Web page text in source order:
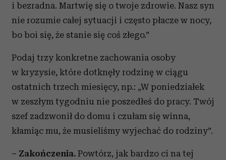
i bezradna. Martwię się o twoje zdrowie. Nasz syn
nie rozumie całej sytuacji i często płacze w nocy,
bo boi się, że stanie się coś złego.”
Podaj trzy konkretne zachowania osoby
w kryzysie, które dotknęły rodzinę w ciągu
ostatnich trzech miesięcy, np.: „W poniedziałek
w zeszłym tygodniu nie poszedłeś do pracy. Twój
szef zadzwonił do domu i czułam się winna,
kłamiąc mu, że musieliśmy wyjechać do rodziny”.
– Zakończenia. Powtórz, jak bardzo ci na tej